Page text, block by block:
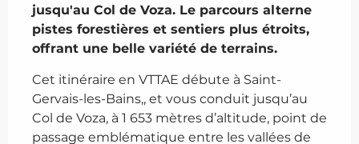
jusqu'au Col de Voza. Le parcours alterne
pistes forestières et sentiers plus étroits,
offrant une belle variété de terrains.
Cet itinéraire en VTTAE débute à Saint-
Gervais-les-Bains,, et vous conduit jusqu’au
Col de Voza, à 1 653 mètres d’altitude, point de
passage emblématique entre les vallées de